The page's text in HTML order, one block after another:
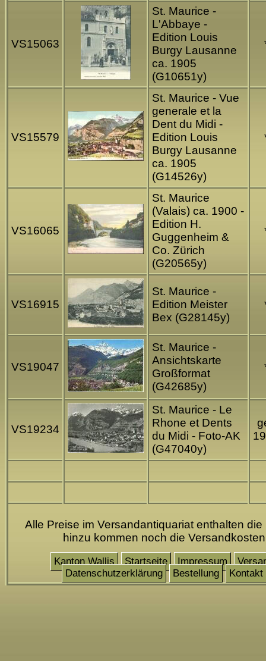
VS15063
St. Maurice -
L'Abbaye -
Edition Louis
Burgy Lausanne
ca. 1905
(G10651y)
VS15579
St. Maurice - Vue
generale et la
Dent du Midi -
Edition Louis
Burgy Lausanne
ca. 1905
(G14526y)
VS16065
St. Maurice
(Valais) ca. 1900 -
Edition H.
Guggenheim &
Co. Zürich
(G20565y)
VS16915
St. Maurice -
Edition Meister
Bex (G28145y)
VS19047
St. Maurice -
Ansichtskarte
Großformat
(G42685y)
VS19234
St. Maurice - Le
Rhone et Dents
du Midi - Foto-AK
(G47040y)
Alle Preise im Versandantiquariat enthalten die
hinzu kommen noch die Versandkosten
Kanton Wallis Startseite Impressum
Datenschutzerklärung
Bestellung Kontakt